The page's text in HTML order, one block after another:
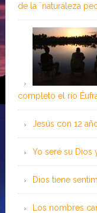
de la ¨naturaleza
completo el río
Jesús con 12
Yo seré su Dios
Dios tiene
Los nombres